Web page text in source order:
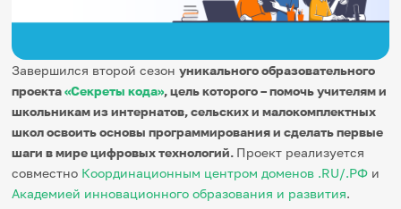
Игры и тренажеры
Игра «Знания»
Знания в тестах
Викторина
Словарь
Комиксы
Стихи
Педагогам
Завершился второй сезонуникального образовательного
проекта«Секреты кода», цель которого – помочь учителям и
школьникам из интернатов, сельских и малокомплектных
школ освоить основы программирования и сделать первые
шаги в мире цифровых технологий. Проект реализуется
совместно Координационным центром доменов .RU/.РФ и
Академией инновационного образования и развития.